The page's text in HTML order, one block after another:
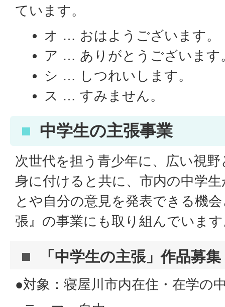
ています。
オ … おはようございます。
ア … ありがとうございます
シ … しつれいします。
ス … すみません。
中学生の主張事業
次世代を担う青少年に、広い視
身に付けると共に、市内の中学
とや自分の意見を発表できる機
張』の事業にも取り組んでいま
「中学生の主張」作品募集
●対象：寝屋川市内在住・在学の